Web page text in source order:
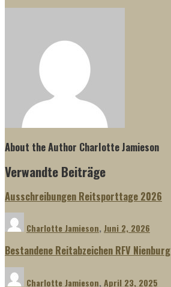
About the Author Charlotte Jamieson
Verwandte Beiträge
Ausschreibungen Reitsporttage 2026
Charlotte Jamieson, Juni 2, 2026
Bestandene Reitabzeichen RFV Nienburg
Charlotte Jamieson, April 23, 2025